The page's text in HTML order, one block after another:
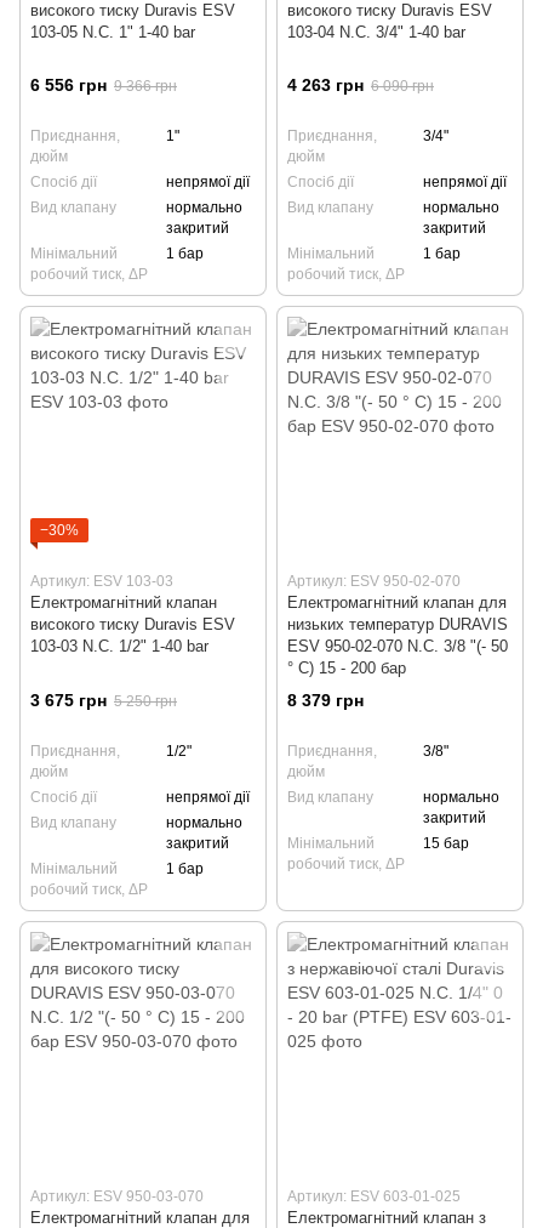
високого тиску Duravis ESV
103-05 N.С. 1" 1-40 bar
6 556 грн 9 366 грн
Приєднання,
дюйм
1"
Спосіб дії
непрямої дії
Вид клапану
нормально
закритий
Мінімальний
робочий тиск, ΔP
1 бар
високого тиску Duravis ESV
103-04 N.С. 3/4" 1-40 bar
4 263 грн 6 090 грн
Приєднання,
дюйм
3/4"
Спосіб дії
непрямої дії
Вид клапану
нормально
закритий
Мінімальний
робочий тиск, ΔP
1 бар
−30%
Артикул: ESV 103-03
Електромагнітний клапан
високого тиску Duravis ESV
103-03 N.С. 1/2" 1-40 bar
3 675 грн 5 250 грн
Приєднання,
дюйм
1/2"
Спосіб дії
непрямої дії
Вид клапану
нормально
закритий
Мінімальний
робочий тиск, ΔP
1 бар
Артикул: ESV 950-02-070
Електромагнітний клапан для
низьких температур DURAVIS
ESV 950-02-070 N.C. 3/8 "(- 50
° C) 15 - 200 бар
8 379 грн
Приєднання,
дюйм
3/8"
Вид клапану
нормально
закритий
Мінімальний
робочий тиск, ΔP
15 бар
Артикул: ESV 950-03-070
Електромагнітний клапан для
Артикул: ESV 603-01-025
Електромагнітний клапан з